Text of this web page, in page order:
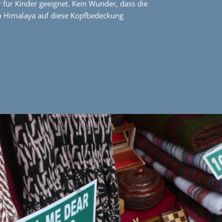
für Kinder geeignet. Kein Wunder, dass die
Himalaya auf diese Kopfbedeckung